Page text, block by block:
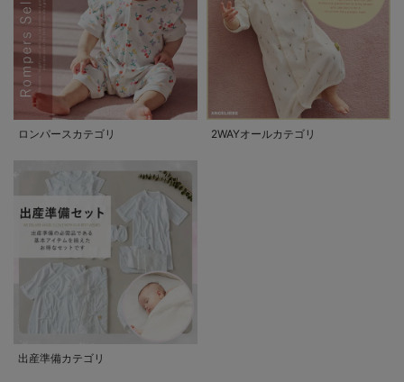
ロンパースカテゴリ 2WAYオールカテゴリ
出産準備カテゴリ